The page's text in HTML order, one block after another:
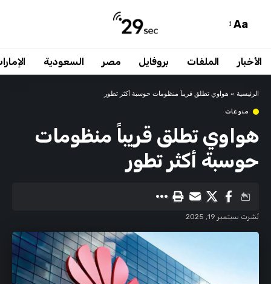
Aa
الأخبار الملفات بروفايل مصر السعودية
الرئيسية » هواوي تطلق قريباً منظومات حوسبة أكثر تطور
منوعات
هواوي تطلق قريباً منظومات
حوسبة أكثر تطور
نُشرت سبتمبر 19, 2025